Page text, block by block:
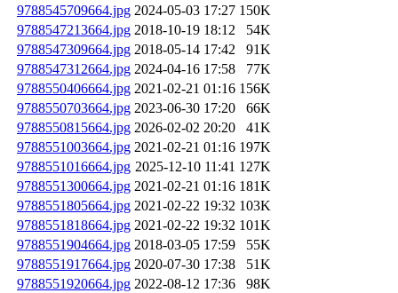
9788545709664.jpg 2024-05-03 17:27 150K
9788547213664.jpg 2018-10-19 18:12
54K
9788547309664.jpg 2018-05-14 17:42
91K
9788547312664.jpg 2024-04-16 17:58
77K
9788550406664.jpg 2021-02-21 01:16 156K
9788550703664.jpg 2023-06-30 17:20
66K
9788550815664.jpg 2026-02-02 20:20
41K
9788551003664.jpg 2021-02-21 01:16 197K
9788551016664.jpg 2025-12-10 11:41 127K
9788551300664.jpg 2021-02-21 01:16 181K
9788551805664.jpg 2021-02-22 19:32 103K
9788551818664.jpg 2021-02-22 19:32 101K
9788551904664.jpg 2018-03-05 17:59
55K
9788551917664.jpg 2020-07-30 17:38
51K
9788551920664.jpg 2022-08-12 17:36
98K